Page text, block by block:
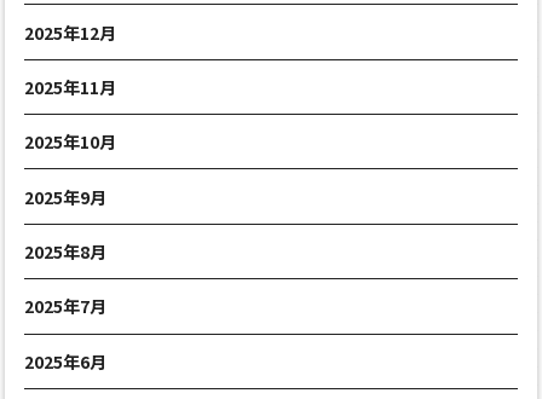
2025年12月
2025年11月
2025年10月
2025年9月
2025年8月
2025年7月
2025年6月